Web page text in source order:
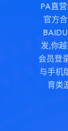
PA直
官方
发,你
会员登
与手机
育类